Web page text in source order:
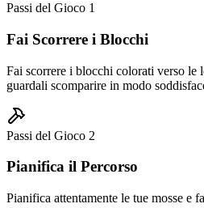
Passi del Gioco 1
Fai Scorrere i Blocchi
Fai scorrere i blocchi colorati verso le
guardali scomparire in modo
Passi del Gioco 2
Pianifica il Percorso
Pianifica attentamente le tue mosse e